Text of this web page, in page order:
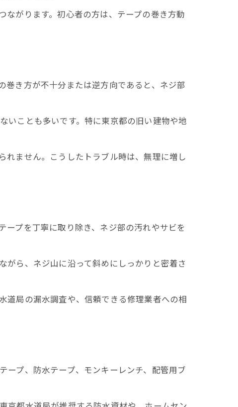
ながります。初心者の方は、テープの巻き方動
巻き方が不十分または逆方向であると、ネジ部
いことも多いです。特に東京都の旧い建物や地
れません。こうしたトラブル時は、無理に増し
プを丁寧に取り除き、ネジ部の汚れやサビを
がら、ネジ山に沿って斜めにしっかりと密着さ
道局の漏水調査や、信頼できる修理業者への相
ープ、防水テープ、モンキーレンチ、配管用ブ